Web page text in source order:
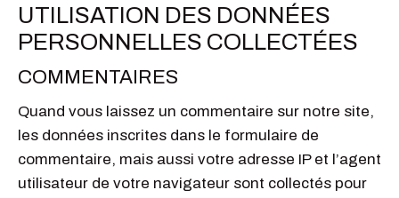
UTILISATION DES DONNÉES
PERSONNELLES COLLECTÉES
COMMENTAIRES
Quand vous laissez un commentaire sur notre site,
les données inscrites dans le formulaire de
commentaire, mais aussi votre adresse IP et l’agent
utilisateur de votre navigateur sont collectés pour